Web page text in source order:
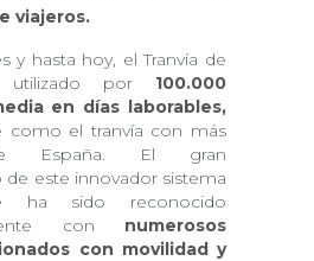
viajeros.
y hasta hoy, el Tranvía de
utilizado por 100.000
en días laborables,
como el tranvía con más
España. El gran
este innovador sistema
ha sido reconocido
con numerosos
con movilidad y